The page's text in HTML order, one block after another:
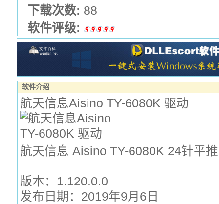
下载次数: 88
软件评级:
软件介绍
航天信息Aisino TY-6080K 驱动
航天信息 Aisino TY-6080K 24针平
版本：1.120.0.0
发布日期：2019年9月6日